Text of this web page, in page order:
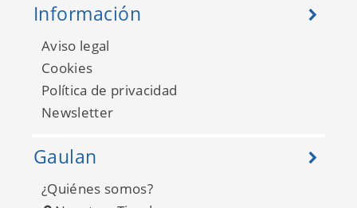
Información
Aviso legal
Cookies
Política de privacidad
Newsletter
Gaulan
¿Quiénes somos?